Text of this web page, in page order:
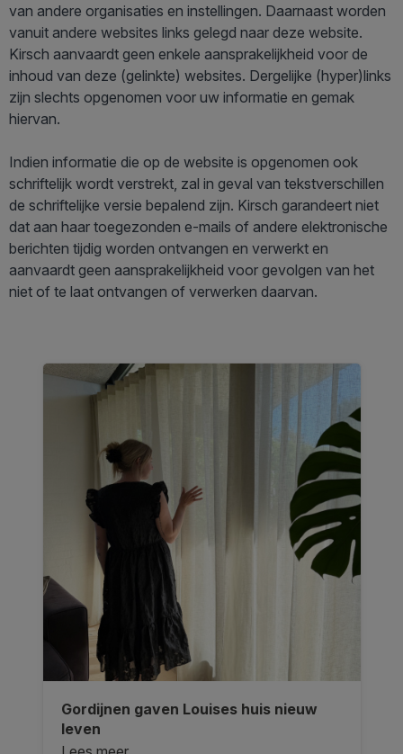
van andere organisaties en instellingen. Daarnaast worden
vanuit andere websites links gelegd naar deze website.
Kirsch aanvaardt geen enkele aansprakelijkheid voor de
inhoud van deze (gelinkte) websites. Dergelijke (hyper)links
zijn slechts opgenomen voor uw informatie en gemak
hiervan.
Indien informatie die op de website is opgenomen ook
schriftelijk wordt verstrekt, zal in geval van tekstverschillen
de schriftelijke versie bepalend zijn. Kirsch garandeert niet
dat aan haar toegezonden e-mails of andere elektronische
berichten tijdig worden ontvangen en verwerkt en
aanvaardt geen aansprakelijkheid voor gevolgen van het
niet of te laat ontvangen of verwerken daarvan.
Gordijnen gaven Louises huis nieuw
leven